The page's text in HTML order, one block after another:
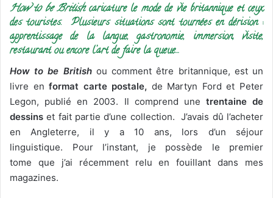
How to be Britishcaricature le mode de vie britannique et ceux
des touristes. Plusieurs situations sont tournées en dérision :
apprentissage de la langue, gastronomie, immersion, visite,
restaurant ou encore l’art de faire la queue…
How to be British ou comment être britannique, est un
livre enformat carte postale, de Martyn Ford et Peter
Legon, publié en 2003. Il comprend une trentaine de
dessinset fait partie d’une collection. J’avais dû l’acheter
en Angleterre, il y a 10 ans, lors d’un séjour
linguistique. Pour l’instant, je possède le premier
tome que j’ai récemment relu en fouillant dans mes
magazines.